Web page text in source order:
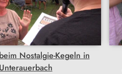
Nostalgie-Kegeln in
Unterauerbach